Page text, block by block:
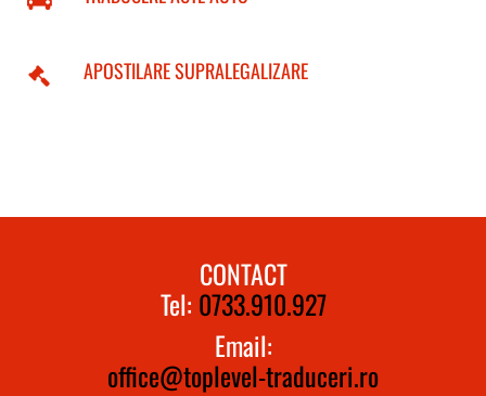
APOSTILARE SUPRALEGALIZARE
CONTACT
Tel: 0733.910.927
Email:
office@toplevel-traduceri.ro